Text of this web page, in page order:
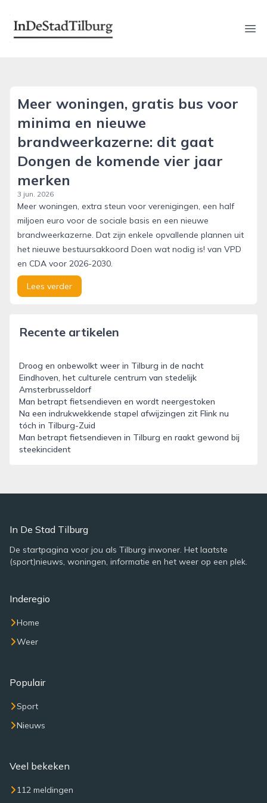
indestadtilburg.nl
Meer woningen, gratis bus voor
minima en nieuwe
brandweerkazerne: dit gaat
Dongen de komende vier jaar
merken
3 jun. 2026
Meer woningen, extra steun voor verenigingen, een half
miljoen euro voor de sociale basis en een nieuwe
brandweerkazerne. Dat zijn enkele opvallende plannen uit
het nieuwe bestuursakkoord Doen wat nodig is! van VPD
en CDA voor 2026-2030.
Lees verder
Recente artikelen
Droog en onbewolkt weer in Tilburg in de nacht
Eindhoven, het culturele centrum van stedelijk
Amsterbrusseldorf
Man betrapt fietsendieven en wordt neergestoken
Na een indrukwekkende stapel afwijzingen zit Flink nu
tóch in Tilburg-Zuid
Man betrapt fietsendieven in Tilburg en raakt gewond bij
steekincident
In De Stad Tilburg
De startpagina voor jou als Tilburg inwoner. Het laatste
(sport)nieuws, woningen, informatie en het weer op een plek.
Inderegio
Home
Weer
Populair
Sport
Nieuws
Veel bekeken
112 meldingen